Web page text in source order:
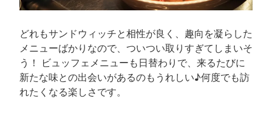
どれもサンドウィッチと相性が良く、趣向を凝らした
メニューばかりなので、ついつい取りすぎてしまいそ
う！ ビュッフェメニューも日替わりで、来るたびに
新たな味との出会いがあるのもうれしい♪何度でも訪
れたくなる楽しさです。